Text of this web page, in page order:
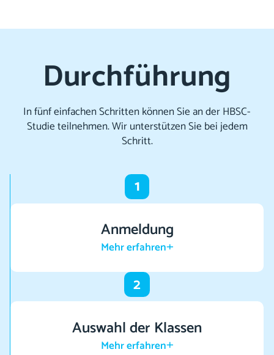
Durchführung
In fünf einfachen Schritten können Sie an der HBSC-
Studie teilnehmen. Wir unterstützen Sie bei jedem
Schritt.
1
Anmeldung
Mehr erfahren
2
Auswahl der Klassen
Mehr erfahren